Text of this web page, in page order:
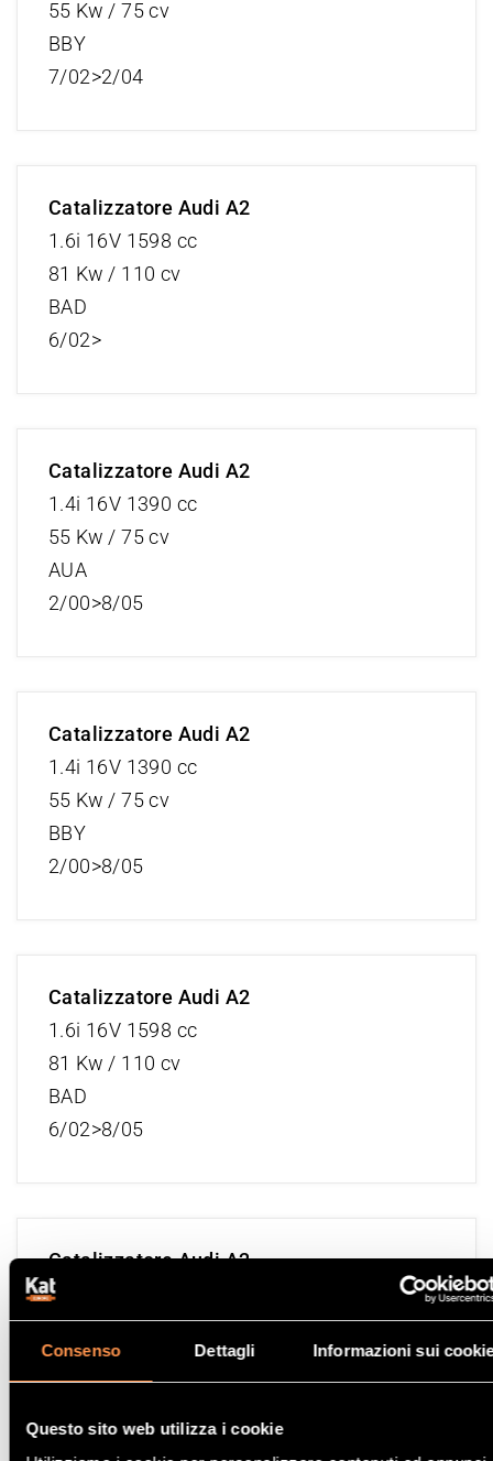
Consenso Dettagli Informazioni sui
Questo sito web utilizza i cookie
55 Kw / 75 cv
BBY
7/02>2/04
Catalizzatore Audi A2
1.6i 16V 1598 cc
81 Kw / 110 cv
BAD
6/02>
Catalizzatore Audi A2
1.4i 16V 1390 cc
55 Kw / 75 cv
AUA
2/00>8/05
Catalizzatore Audi A2
1.4i 16V 1390 cc
55 Kw / 75 cv
BBY
2/00>8/05
Catalizzatore Audi A2
1.6i 16V 1598 cc
81 Kw / 110 cv
BAD
6/02>8/05
Catalizzatore Audi A2
1.4i 16V 1390 cc
55 Kw / 75 cv
AUA, BBY